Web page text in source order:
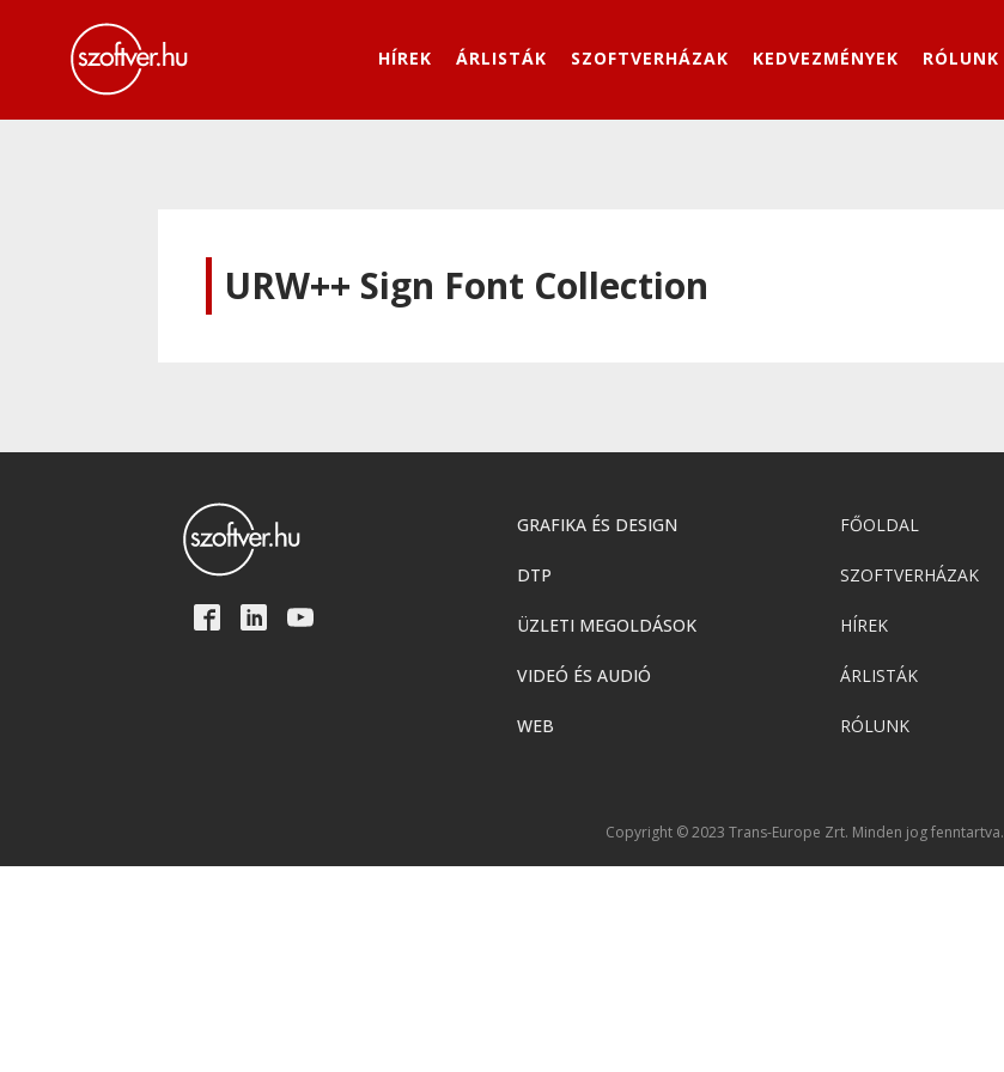
HÍREK ÁRLISTÁK SZOFTVERHÁZAK KEDVEZMÉNYEK RÓLUNK
URW++ Sign Font Collection
GRAFIKA ÉS DESIGN
DTP
ÜZLETI MEGOLDÁSOK
VIDEÓ ÉS AUDIÓ
WEB
FŐOLDAL
SZOFTVERHÁZAK
HÍREK
ÁRLISTÁK
RÓLUNK
Copyright © 2023 Trans-Europe Zrt. Minden jog fenntartva.